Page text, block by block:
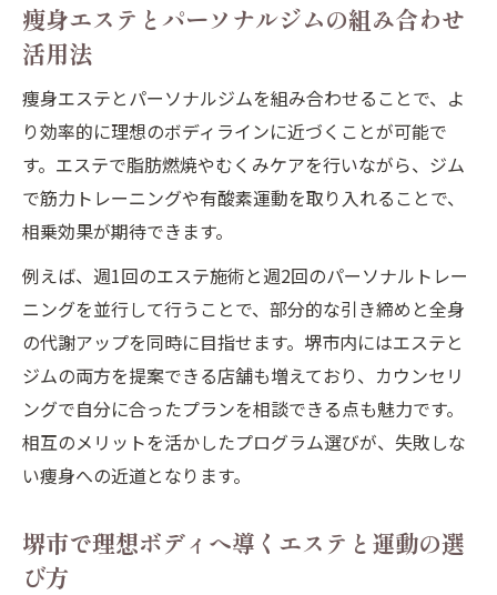
痩身エステとパーソナルジムの組み合わせ
活用法
痩身エステとパーソナルジムを組み合わせることで、よ
り効率的に理想のボディラインに近づくことが可能で
す。エステで脂肪燃焼やむくみケアを行いながら、ジム
で筋力トレーニングや有酸素運動を取り入れることで、
相乗効果が期待できます。
例えば、週1回のエステ施術と週2回のパーソナルトレー
ニングを並行して行うことで、部分的な引き締めと全身
の代謝アップを同時に目指せます。堺市内にはエステと
ジムの両方を提案できる店舗も増えており、カウンセリ
ングで自分に合ったプランを相談できる点も魅力です。
相互のメリットを活かしたプログラム選びが、失敗しな
い痩身への近道となります。
堺市で理想ボディへ導くエステと運動の選
び方